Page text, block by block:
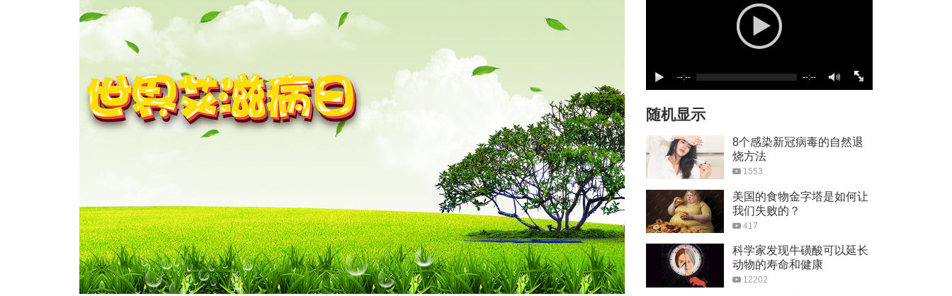
--:-- --:--
随机显示
8个感染新冠病毒的自然退
烧方法
1553
美国的食物金字塔是如何让
我们失败的？
417
科学家发现牛磺酸可以延长
动物的寿命和健康
12202